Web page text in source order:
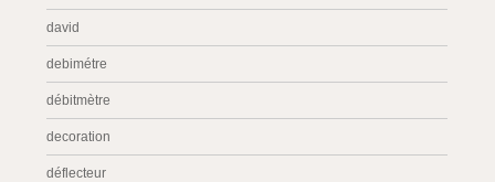
david
debimétre
débitmètre
decoration
déflecteur